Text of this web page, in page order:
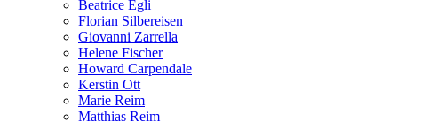
Beatrice Egli
Florian Silbereisen
Giovanni Zarrella
Helene Fischer
Howard Carpendale
Kerstin Ott
Marie Reim
Matthias Reim